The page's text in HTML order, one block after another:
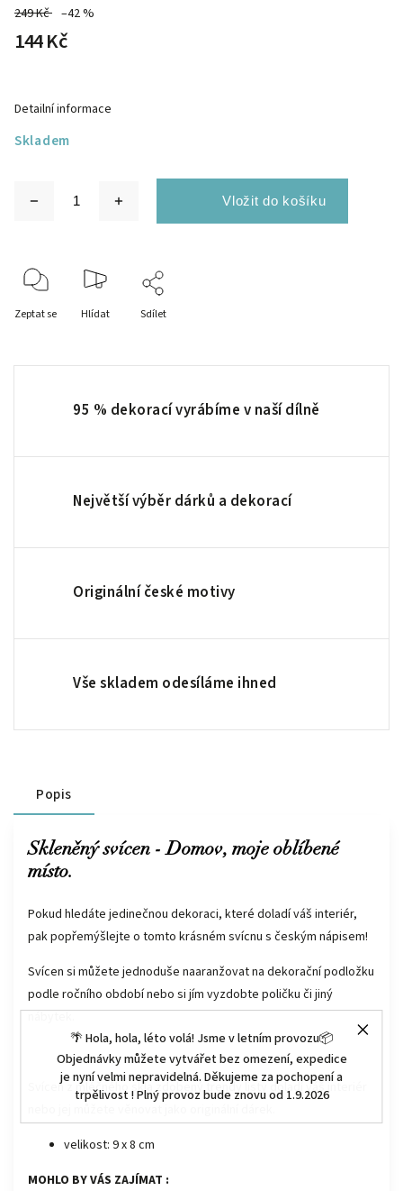
🌴 Hola, hola, léto volá! Jsme v letním provozu📦
Objednávky můžete vytvářet bez omezení, expedice
je nyní velmi nepravidelná. Děkujeme za pochopení a
trpělivost ! Plný provoz bude znovu od 1.9.2026
249 Kč –42 %
144 Kč
Skladem
Detailní informace
Zeptat se Hlídat Sdílet
95 % dekorací vyrábíme v naší dílně
Největší výběr dárků a dekorací
Originální české motivy
Vše skladem odesíláme ihned
Popis
Skleněný svícen - Domov, moje oblíbené
místo.
Pokud hledáte jedinečnou dekoraci, které doladí váš interiér,
pak popřemýšlejte o tomto krásném svícnu s českým nápisem!
Svícen si můžete jednoduše naaranžovat na dekorační podložku
podle ročního období nebo si jím vyzdobte poličku či jiný
nábytek.
Svícen z mléčného skla zdobený trendy listy doladí váš interiér
velikost: 9 x 8 cm
MOHLO BY VÁS ZAJÍMAT :